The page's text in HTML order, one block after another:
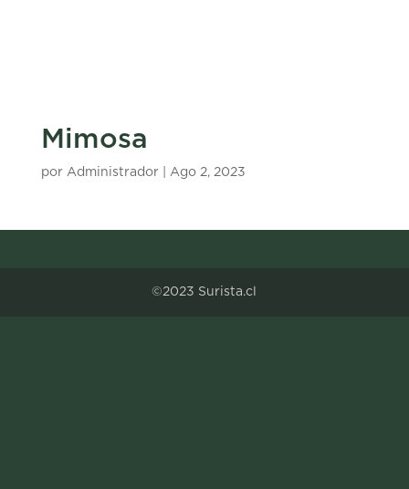
Mimosa
por Administrador| Ago 2, 2023
©2023 Surista.cl